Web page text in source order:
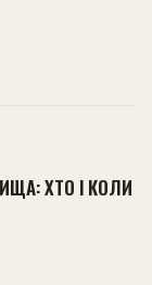
ХТО І КОЛИ